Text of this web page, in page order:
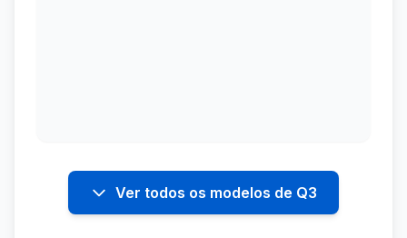
Ver todos os modelos de Q3